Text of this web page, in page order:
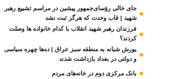
جای خالی رؤسای‌جمهور پیشین در مراسم تشییع رهبر
شهید | قاب وحدت که هرگز ثبت نشد
فرزندان رهبر شهید انقلاب با کدام خانواده ها وصلت
کردند؟
یورش شبانه به منطقه سبز عراق | ده‌ها چهره سیاسی
و دولتی در بغداد بازداشت شدند
بانک مرکزی دوم در خانه‌های مردم